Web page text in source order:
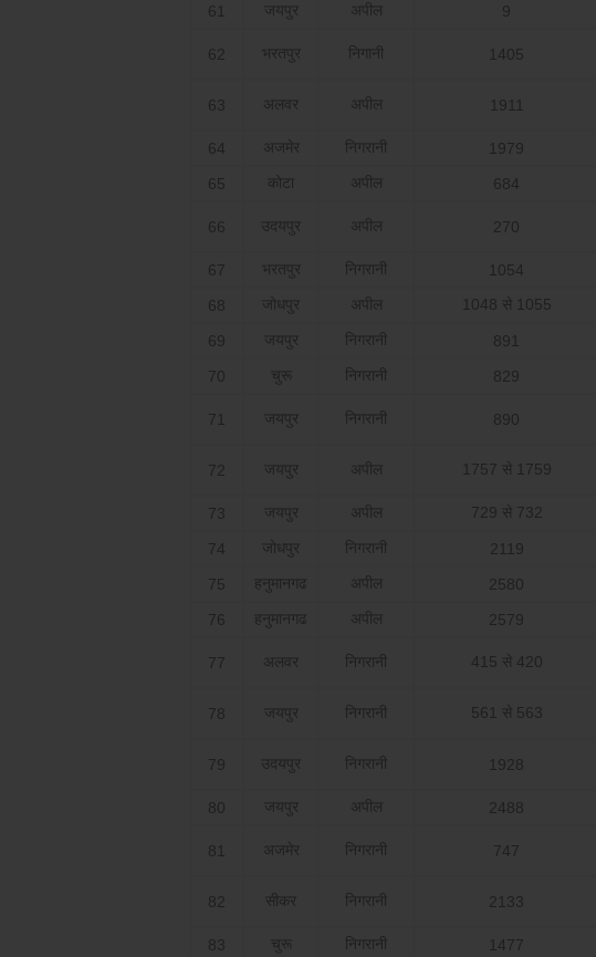
61 जयपुर अपील 9
62 भरतपुर निगानी 1405
63 अलवर अपील 1911
64 अजमेर निगरानी 1979
65 कोटा अपील 684
66 उदयपुर अपील 270
67 भरतपुर निगरानी 1054
68 जोधपुर अपील 1048 से 1055
69 जयपुर निगरानी 891
70 चुरू निगरानी 829
71 जयपुर निगरानी 890
72 जयपुर अपील 1757 से 1759
73 जयपुर अपील 729 से 732
74 जोधपुर निगरानी 2119
75 हनुमानगढ अपील 2580
76 हनुमानगढ अपील 2579
77 अलवर निगरानी 415 से 420
78 जयपुर निगरानी 561 से 563
79 उदयपुर निगरानी 1928
80 जयपुर अपील 2488
81 अजमेर निगरानी 747
82 सीकर निगरानी 2133
83 चुरू निगरानी 1477